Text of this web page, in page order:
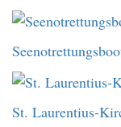
St. Laurentius-